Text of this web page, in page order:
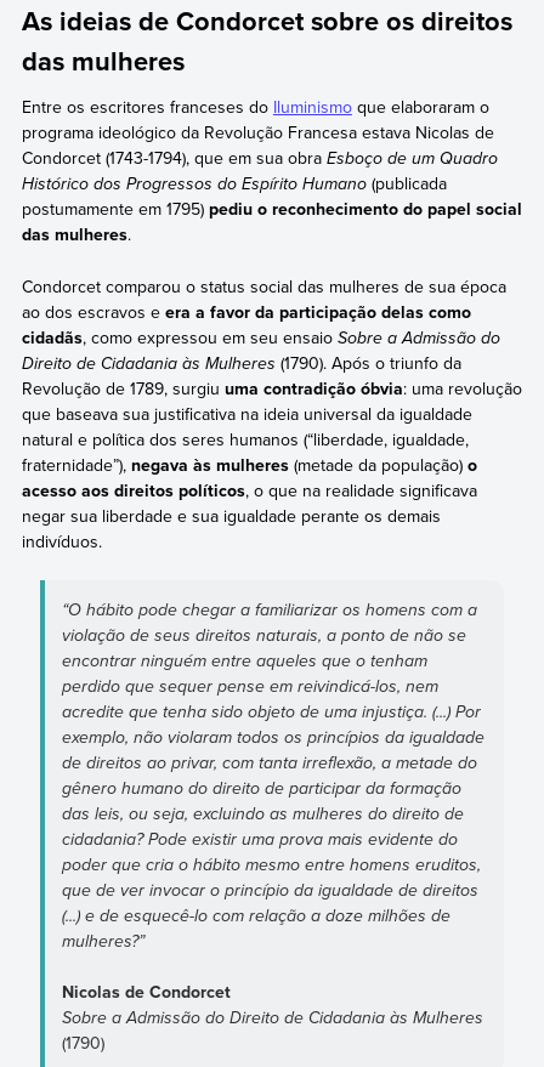
As ideias de Condorcet sobre os direitos
das mulheres
Entre os escritores franceses do Iluminismoque elaboraram o
programa ideológico da Revolução Francesa estava Nicolas de
Condorcet (1743-1794), que em sua obra Esboço de um Quadro
Histórico dos Progressos do Espírito Humano(publicada
postumamente em 1795) pediu o reconhecimento do papel social
das mulheres.
Condorcet comparou o status social das mulheres de sua época
ao dos escravos e era a favor da participação delas como
cidadãs, como expressou em seu ensaioSobre a Admissão do
Direito de Cidadania às Mulheres (1790). Após o triunfo da
Revolução de 1789, surgiu uma contradição óbvia: uma revolução
que baseava sua justificativa na ideia universal da igualdade
natural e política dos seres humanos (“liberdade, igualdade,
fraternidade”), negava às mulheres(metade da população) o
acesso aos direitos políticos, o que na realidade significava
negar sua liberdade e sua igualdade perante os demais
indivíduos.
“O hábito pode chegar a familiarizar os homens com a
violação de seus direitos naturais, a ponto de não se
encontrar ninguém entre aqueles que o tenham
perdido que sequer pense em reivindicá-los, nem
acredite que tenha sido objeto de uma injustiça. (...) Por
exemplo, não violaram todos os princípios da igualdade
de direitos ao privar, com tanta irreflexão, a metade do
gênero humano do direito de participar da formação
das leis, ou seja, excluindo as mulheres do direito de
cidadania? Pode existir uma prova mais evidente do
poder que cria o hábito mesmo entre homens eruditos,
que de ver invocar o princípio da igualdade de direitos
(...) e de esquecê-lo com relação a doze milhões de
mulheres?”
Nicolas de Condorcet
Sobre a Admissão do Direito de Cidadania às Mulheres
(1790)